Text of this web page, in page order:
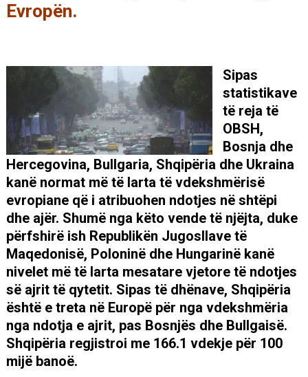
Evropën.
Sipas
statistikave
të reja të
OBSH,
Bosnja dhe
Hercegovina, Bullgaria, Shqipëria dhe Ukraina
kanë normat më të larta të vdekshmërisë
evropiane që i atribuohen ndotjes në shtëpi
dhe ajër. Shumë nga këto vende të njëjta, duke
përfshirë ish Republikën Jugosllave të
Maqedonisë, Poloninë dhe Hungarinë kanë
nivelet më të larta mesatare vjetore të ndotjes
së ajrit të qytetit. Sipas të dhënave, Shqipëria
është e treta në Europë për nga vdekshmëria
nga ndotja e ajrit, pas Bosnjës dhe Bullgaisë.
Shqipëria regjistroi me 166.1 vdekje për 100
mijë banoë.